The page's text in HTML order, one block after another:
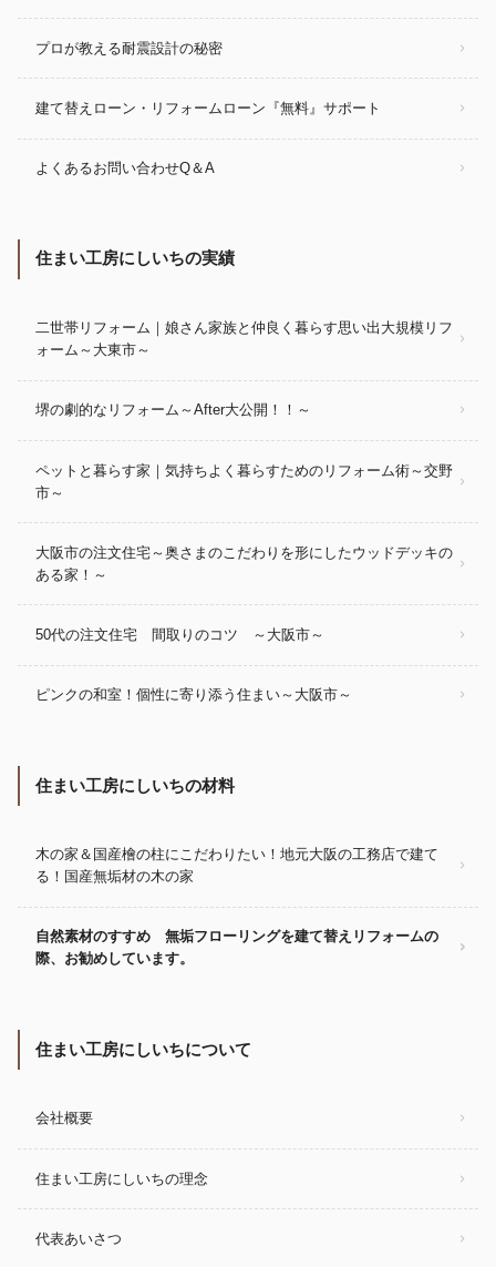
プロが教える耐震設計の秘密
建て替えローン・リフォームローン『無料』サポート
よくあるお問い合わせQ＆A
住まい工房にしいちの実績
二世帯リフォーム｜娘さん家族と仲良く暮らす思い出大規模リフ
ォーム～大東市～
堺の劇的なリフォーム～After大公開！！～
ペットと暮らす家｜気持ちよく暮らすためのリフォーム術～交野
市～
大阪市の注文住宅～奥さまのこだわりを形にしたウッドデッキの
ある家！～
50代の注文住宅 間取りのコツ ～大阪市～
ピンクの和室！個性に寄り添う住まい～大阪市～
住まい工房にしいちの材料
木の家＆国産檜の柱にこだわりたい！地元大阪の工務店で建て
る！国産無垢材の木の家
自然素材のすすめ 無垢フローリングを建て替えリフォームの
際、お勧めしています。
住まい工房にしいちについて
会社概要
住まい工房にしいちの理念
代表あいさつ